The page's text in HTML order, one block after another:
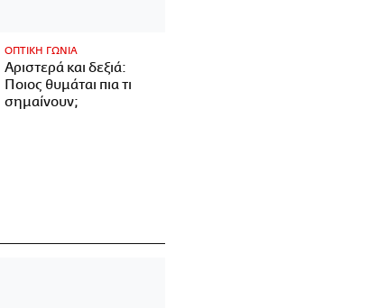
ΟΠΤΙΚΗ ΓΩΝΙΑ
Αριστερά και δεξιά:
Ποιος θυμάται πια τι
σημαίνουν;